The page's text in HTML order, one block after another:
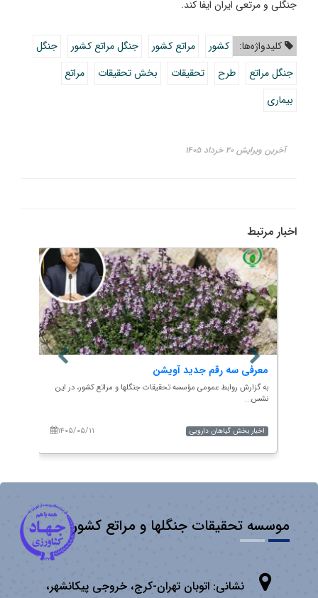
جنگلی و مرتعی ایران ایفا کند.
کلیدواژه‌ها: کشور مراتع کشور جنگل مراتع کشور
جنگل
جنگل مراتع
طرح تحقیقات بخش تحقیقات
مراتع
بیماری
آخرین ویرایش ۲۰ خرداد ۱۴۰۵
اخبار مرتبط
معرفی سه رقم جدید آویشن
به گزارش روابط عمومی مؤسسه تحقیقات جنگلها و مراتع کشور، در این
نشس...
۱۴۰۵/۰۵/۱۱ اخبار بخش گیاهان دارویی
موسسه تحقیقات جنگلها و مراتع کشور
نشانی: اتوبان تهران­-كرج، خروجی پیكانشهر،